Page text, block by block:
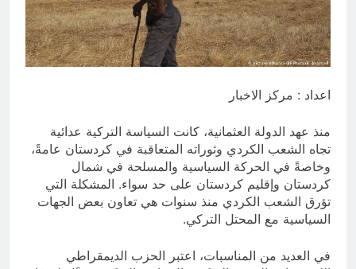
12 ساعة Ago
الحشود السورية على الحدود العراقية:
لماذا الآن؟ وهل العراق هو المقصود في
هذه التحركات؟
12 ساعة Ago
اعداد : مركز الاخبار
منذ عهد الدولة العثمانية، كانت السياسة التركية عدائية
تجاه الشعب الكردي وثوراته المتعاقبة في كردستان عامةً،
وخاصةً في الحركة السياسية والمسلحة في شمال
كردستان وإقليم كردستان على حد سواء. المشكلة التي
تؤرق الشعب الكردي منذ سنوات هي تعاون بعض الجهات
السياسية مع المحتل التركي.
في العديد من المناسبات، اعتبر الحزب الديمقراطي